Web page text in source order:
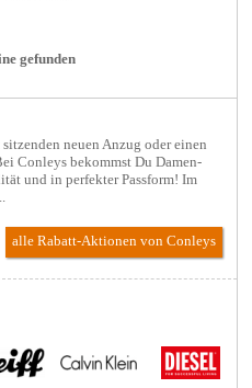
gefunden
neuen Anzug oder einen
Conleys bekommst Du Damen-
und in perfekter Passform! Im
alle Rabatt-Aktionenvon Conleys